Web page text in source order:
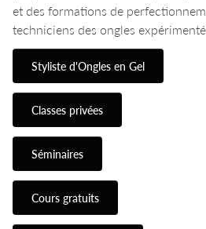
et des formations de
techniciens des ongles
Styliste d'Ongles en Gel
Classes privées
Séminaires
Cours gratuits